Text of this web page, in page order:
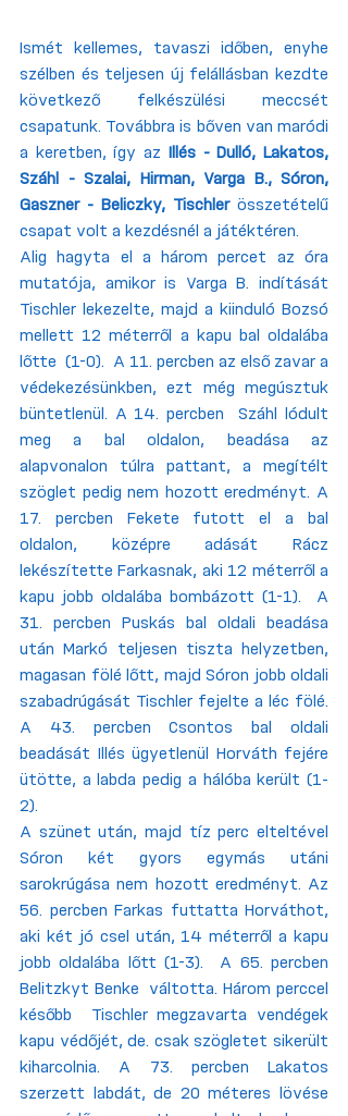
Ismét kellemes, tavaszi időben, enyhe
szélben és teljesen új felállásban kezdte
következő felkészülési meccsét
csapatunk. Továbbra is bőven van maródi
a keretben, így az
Illés - Dulló, Lakatos,
Száhl - Szalai, Hirman, Varga B., Sóron,
Gaszner - Beliczky, Tischler összetételű
csapat volt a kezdésnél a játéktéren.
Alig hagyta el a három percet az óra
mutatója, amikor is Varga B. indítását
Tischler lekezelte, majd a kiinduló Bozsó
mellett 12 méterről a kapu bal oldalába
lőtte  (1-0).  A 11. percben az első zavar a
védekezésünkben, ezt még megúsztuk
büntetlenül. A 14. percben  Száhl lódult
meg a bal oldalon, beadása az
alapvonalon túlra pattant, a megítélt
szöglet pedig nem hozott eredményt. A
17. percben Fekete futott el a bal
oldalon, középre adását Rácz
lekészítette Farkasnak, aki 12 méterről a
kapu jobb oldalába bombázott (1-1).  A
31. percben Puskás bal oldali beadása
után Markó teljesen tiszta helyzetben,
magasan fölé lőtt, majd Sóron jobb oldali
szabadrúgását Tischler fejelte a léc fölé.
A 43. percben Csontos bal oldali
beadását Illés ügyetlenül Horváth fejére
ütötte, a labda pedig a hálóba került (1-
2).
A szünet után, majd tíz perc elteltével
Sóron két gyors egymás utáni
sarokrúgása nem hozott eredményt. Az
56. percben Farkas futtatta Horváthot,
aki két jó csel után, 14 méterről a kapu
jobb oldalába lőtt (1-3).  A 65. percben
Belitzkyt Benke  váltotta. Három perccel
később  Tischler megzavarta vendégek
kapu védőjét, de. csak szögletet sikerült
kiharcolnia. A 73. percben Lakatos
szerzett labdát, de 20 méteres lövése